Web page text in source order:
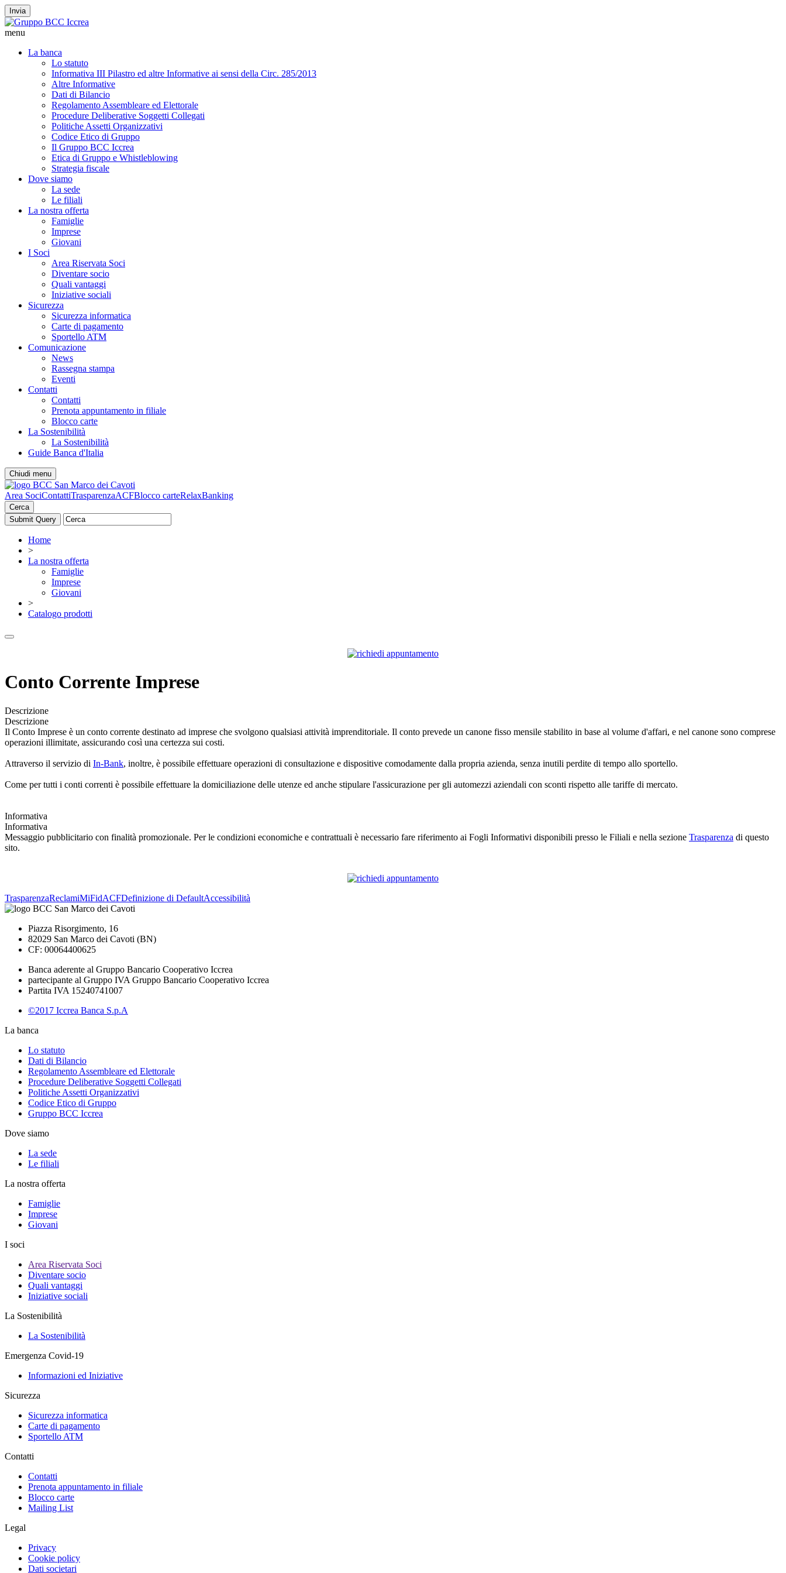
Invia
menu
La banca
Lo statuto
Informativa III Pilastro ed altre Informative ai sensi della Circ. 285/2013
Altre Informative
Dati di Bilancio
Regolamento Assembleare ed Elettorale
Procedure Deliberative Soggetti Collegati
Politiche Assetti Organizzativi
Codice Etico di Gruppo
Il Gruppo BCC Iccrea
Etica di Gruppo e Whistleblowing
Strategia fiscale
Dove siamo
La sede
Le filiali
La nostra offerta
Famiglie
Imprese
Giovani
I Soci
Area Riservata Soci
Diventare socio
Quali vantaggi
Iniziative sociali
Sicurezza
Sicurezza informatica
Carte di pagamento
Sportello ATM
Comunicazione
News
Rassegna stampa
Eventi
Contatti
Contatti
Prenota appuntamento in filiale
Blocco carte
La Sostenibilità
La Sostenibilità
Guide Banca d'Italia
Chiudi menu
Area SociContattiTrasparenzaACFBlocco carteRelaxBanking
Cerca
Home
>
La nostra offerta
Famiglie
Imprese
Giovani
>
Catalogo prodotti
Conto Corrente Imprese
Descrizione
Descrizione
Il Conto Imprese è un conto corrente destinato ad imprese che svolgono qualsiasi attività imprenditoriale. Il conto prevede un canone fisso mensile stabilito in base al volume d'affari, e nel canone sono comprese
operazioni illimitate, assicurando così una certezza sui costi.
Attraverso il servizio di In-Bank, inoltre, è possibile effettuare operazioni di consultazione e dispositive comodamente dalla propria azienda, senza inutili perdite di tempo allo sportello.
Come per tutti i conti correnti è possibile effettuare la domiciliazione delle utenze ed anche stipulare l'assicurazione per gli automezzi aziendali con sconti rispetto alle tariffe di mercato.
Informativa
Informativa
Messaggio pubblicitario con finalità promozionale. Per le condizioni economiche e contrattuali è necessario fare riferimento ai Fogli Informativi disponibili presso le Filiali e nella sezione Trasparenza di questo
sito.
TrasparenzaReclamiMiFidACFDefinizione di DefaultAccessibilità
Piazza Risorgimento, 16
82029 San Marco dei Cavoti (BN)
CF: 00064400625
Banca aderente al Gruppo Bancario Cooperativo Iccrea
partecipante al Gruppo IVA Gruppo Bancario Cooperativo Iccrea
Partita IVA 15240741007
©2017 Iccrea Banca S.p.A
La banca
Lo statuto
Dati di Bilancio
Regolamento Assembleare ed Elettorale
Procedure Deliberative Soggetti Collegati
Politiche Assetti Organizzativi
Codice Etico di Gruppo
Gruppo BCC Iccrea
Dove siamo
La sede
Le filiali
La nostra offerta
Famiglie
Imprese
Giovani
I soci
Area Riservata Soci
Diventare socio
Quali vantaggi
Iniziative sociali
La Sostenibilità
La Sostenibilità
Emergenza Covid-19
Informazioni ed Iniziative
Sicurezza
Sicurezza informatica
Carte di pagamento
Sportello ATM
Contatti
Contatti
Prenota appuntamento in filiale
Blocco carte
Mailing List
Legal
Privacy
Cookie policy
Dati societari